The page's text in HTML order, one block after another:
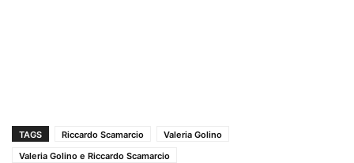
TAGS Riccardo Scamarcio
Valeria Golino
Valeria Golino e Riccardo Scamarcio